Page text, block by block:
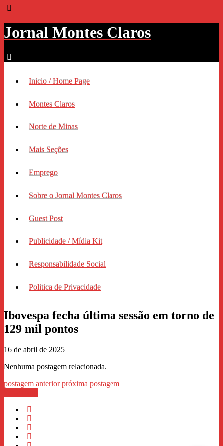
Jornal Montes Claros
Inicio / Home Page
Montes Claros
Norte de Minas
Mais Seções
Emprego
Sobre o Jornal Montes Claros
Guest Post
Publicidade / Mídia Kit
Responsabilidade Social
Politica de Privacidade
Ibovespa fecha última sessão em torno de
129 mil pontos
16 de abril de 2025
Nenhuma postagem relacionada.
postagem anteriorpróxima postagem